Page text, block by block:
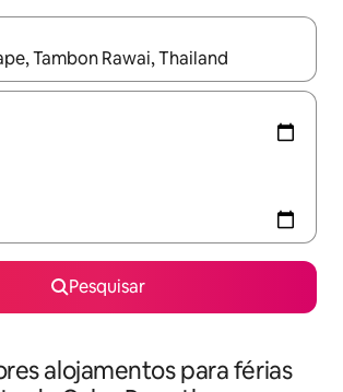
estiverem disponíveis, navegue com
Pesquisar
alojamentos para férias